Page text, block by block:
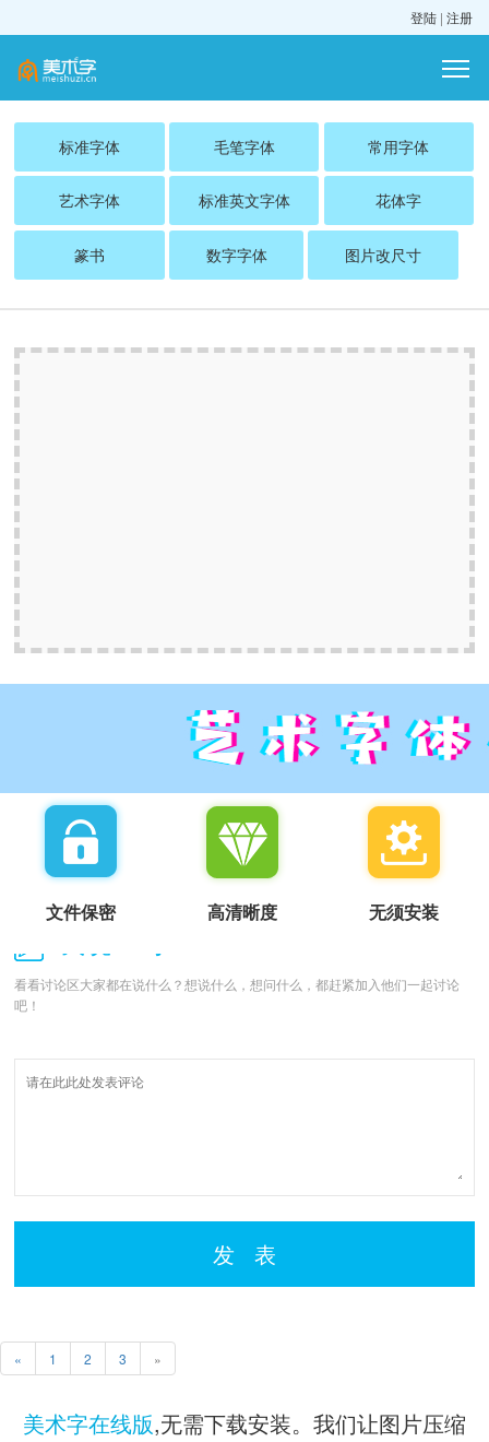
登陆 | 注册
标准字体 毛笔字体 常用字体
艺术字体 标准英文字体 花体字
篆书 数字字体 图片改尺寸
文件保密 高清晰度 无须安装
看看讨论区大家都在说什么？想说什么，想问什么，都赶紧加入他们一起讨论
吧！
发 表
« 1 2 3 »
美术字在线版,无需下载安装。我们让图片压缩